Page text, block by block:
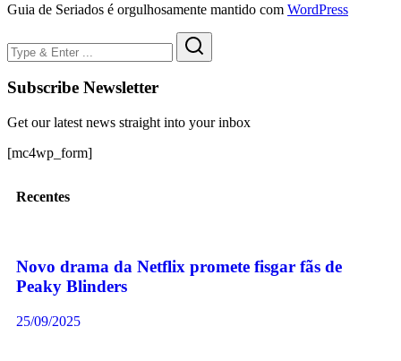
Guia de Seriados é orgulhosamente mantido com WordPress
Subscribe Newsletter
Get our latest news straight into your inbox
[mc4wp_form]
Recentes
Novo drama da Netflix promete fisgar fãs de
Peaky Blinders
25/09/2025